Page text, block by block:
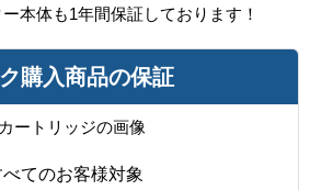
本体も1年間保証しております！
購入商品の保証
てのお客様対象